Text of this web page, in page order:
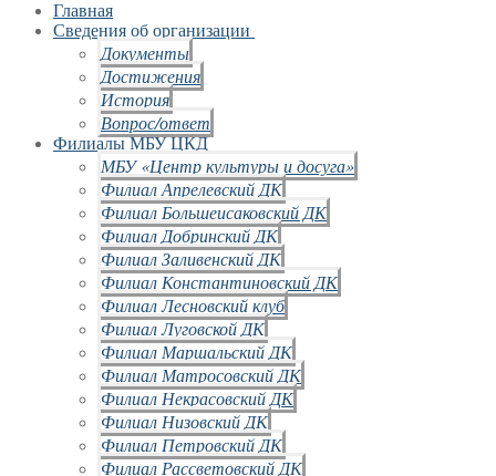
Главная
Сведения об организации
Документы
Достижения
История
Вопрос/ответ
Филиалы МБУ ЦКД
МБУ «Центр культуры и досуга»
Филиал Апрелевский ДК
Филиал Большеисаковский ДК
Филиал Добринский ДК
Филиал Заливенский ДК
Филиал Константиновский ДК
Филиал Лесновский клуб
Филиал Луговской ДК
Филиал Маршальский ДК
Филиал Матросовский ДК
Филиал Некрасовский ДК
Филиал Низовский ДК
Филиал Петровский ДК
Филиал Рассветовский ДК